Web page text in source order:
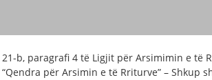
b, paragrafi 4 të Ligjit për Arsimimin e të
për Arsimin e të Rriturve” – Shkup